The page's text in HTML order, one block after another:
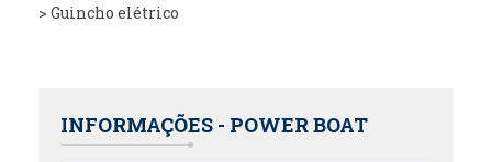
> Guincho elétrico
INFORMAÇÕES - POWER BOAT